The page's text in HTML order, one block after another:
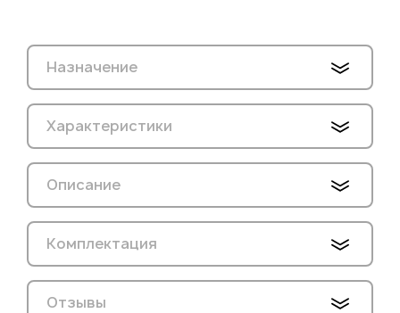
Назначение
Характеристики
Описание
Комплектация
Отзывы